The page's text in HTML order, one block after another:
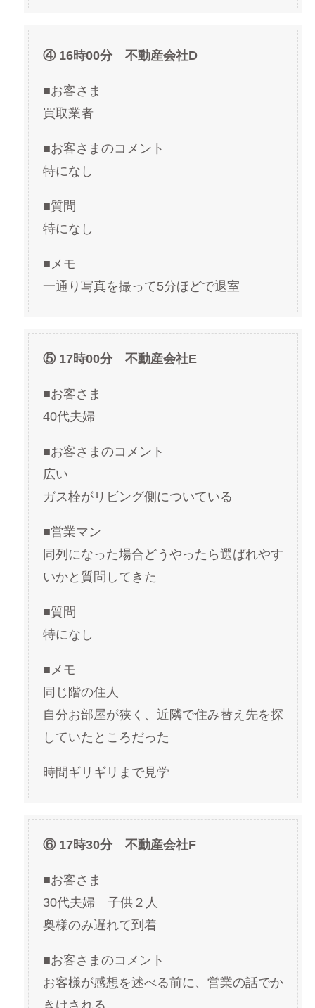
④ 16時00分 不動産会社D
■お客さま
買取業者
■お客さまのコメント
特になし
■質問
特になし
■メモ
一通り写真を撮って5分ほどで退室
⑤ 17時00分 不動産会社E
■お客さま
40代夫婦
■お客さまのコメント
広い
ガス栓がリビング側についている
■営業マン
同列になった場合どうやったら選ばれやす
いかと質問してきた
■質問
特になし
■メモ
同じ階の住人
自分お部屋が狭く、近隣で住み替え先を探
していたところだった
時間ギリギリまで見学
⑥ 17時30分 不動産会社F
■お客さま
30代夫婦 子供２人
奥様のみ遅れて到着
■お客さまのコメント
お客様が感想を述べる前に、営業の話でか